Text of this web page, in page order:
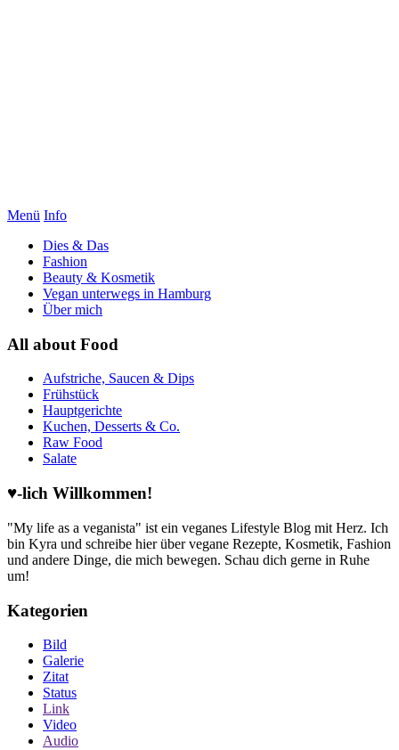
Menü Info
Dies & Das
Fashion
Beauty & Kosmetik
Vegan unterwegs in Hamburg
Über mich
All about Food
Aufstriche, Saucen & Dips
Frühstück
Hauptgerichte
Kuchen, Desserts & Co.
Raw Food
Salate
♥-lich Willkommen!
"My life as a veganista" ist ein veganes Lifestyle Blog mit Herz. Ich
bin Kyra und schreibe hier über vegane Rezepte, Kosmetik, Fashion
und andere Dinge, die mich bewegen. Schau dich gerne in Ruhe
um!
Kategorien
Bild
Galerie
Zitat
Status
Link
Video
Audio